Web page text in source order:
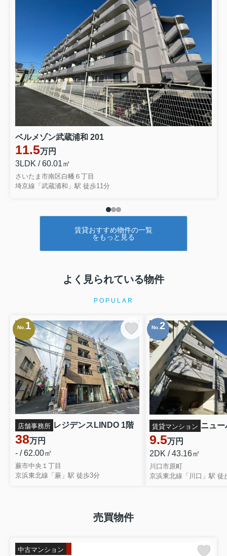
賃貸物件
新規募集：「鳩ヶ谷」駅 徒歩24分
【新着物件】ジュネス
新規募集：ジュネス/6.5万円/1ＤＫ
埼玉県川口市上青木６丁目10-16
埼玉高速鉄道「鳩ヶ谷」駅 徒歩24分
【取扱店舗】バンダイ西川口店
住 所：川口市並木２丁目2-8
電 話：048-287-3339
アクセス：JR京浜東北線「西川口駅」
東口徒歩3分
2026.08.07
新規募集：「西川口」駅 徒歩16分
【新着物件】レジデンス西川口
新規募集：レジデンス西川口/6.3万
埼玉県戸田市中町１丁目6-22
京浜東北線「西川口」駅 徒歩16分
【取扱店舗】バンダイ西川口店
住 所：川口市並木２丁目2-8
電 話：048-287-3339
新規募集：「蕨」駅 徒歩6分
【新着物件】芝園ハイツ2号棟
新規募集：芝園ハイツ2号棟/13.8万
円/3ＬＤＫ
埼玉県川口市芝園町2-2
京浜東北線「蕨」駅 徒歩6分
【取扱店舗】バンダイ西川口店
住 所：川口市並木２丁目2-8
電 話：048-287-3339
アクセス：JR京浜東北線「西川口駅」東
口徒歩3分
ベルメゾン武蔵浦和 201
11.5万円
3LDK / 60.01㎡
さいたま市南区白幡６丁目
埼京線「武蔵浦和」駅 徒歩11分
賃貸おすすめ物件の一覧
をもっと見る
よく見られている物件
POPULAR
No.1
店舗事務所 レジデンスLINDO 1階
38万円
- / 62.00㎡
蕨市中央１丁目
京浜東北線「蕨」駅 徒歩3分
No.2
賃貸マンション ニュ
9.5万円
2DK / 43.16㎡
川口市原町
京浜東北線「川口」駅 徒
売買物件
中古マンション